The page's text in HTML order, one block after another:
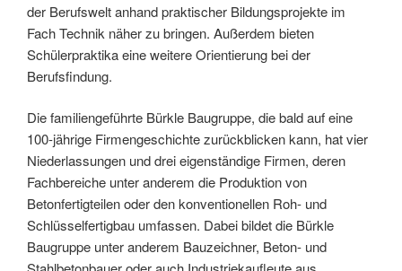
der Berufswelt anhand praktischer Bildungsprojekte im
Fach Technik näher zu bringen. Außerdem bieten
Schülerpraktika eine weitere Orientierung bei der
Berufsfindung.
Die familiengeführte Bürkle Baugruppe, die bald auf eine
100-jährige Firmengeschichte zurückblicken kann, hat vier
Niederlassungen und drei eigenständige Firmen, deren
Fachbereiche unter anderem die Produktion von
Betonfertigteilen oder den konventionellen Roh- und
Schlüsselfertigbau umfassen. Dabei bildet die Bürkle
Baugruppe unter anderem Bauzeichner, Beton- und